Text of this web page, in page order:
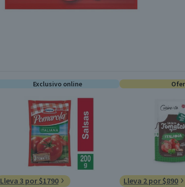
Exclusivo online
Lleva 3 por $1790 Lleva 2 por $890